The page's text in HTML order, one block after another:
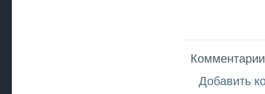
Добавить